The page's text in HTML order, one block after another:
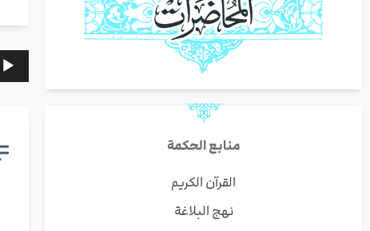
منابع الحكمة
القرآن الكريم
نهج البلاغة
مشغل